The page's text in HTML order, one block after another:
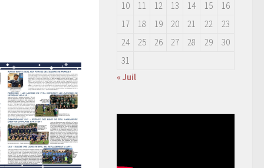
10
11 12 13 14 15
16
17
18 19 20 21 22
23
24
25 26 27 28 29
30
31
« Juil